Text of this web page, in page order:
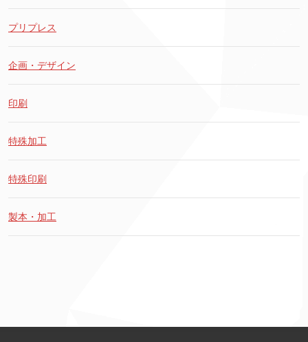
プリプレス
企画・デザイン
印刷
特殊加工
特殊印刷
製本・加工